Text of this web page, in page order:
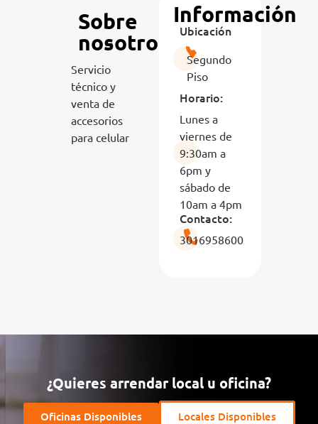
Sobre
nosotros
Servicio
técnico y
venta de
accesorios
para celular
Información
Ubicación
Segundo
Piso
Horario:
Lunes a
viernes de
9:30am a
6pm y
sábado de
10am a 4pm
Contacto:
3016958600
¿Quieres arrendar local u oficina?
Oficinas Disponibles Locales Disponibles